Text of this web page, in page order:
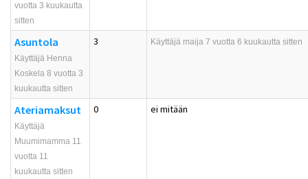
vuotta 3 kuukautta
sitten
Asuntola
Käyttäjä Henna
Koskela 8 vuotta 3
kuukautta sitten
3 Käyttäjä maija 7 vuotta 6 kuukautta sitten
Ateriamaksut
Käyttäjä
Muumimamma 11
vuotta 11
kuukautta sitten
0 ei mitään